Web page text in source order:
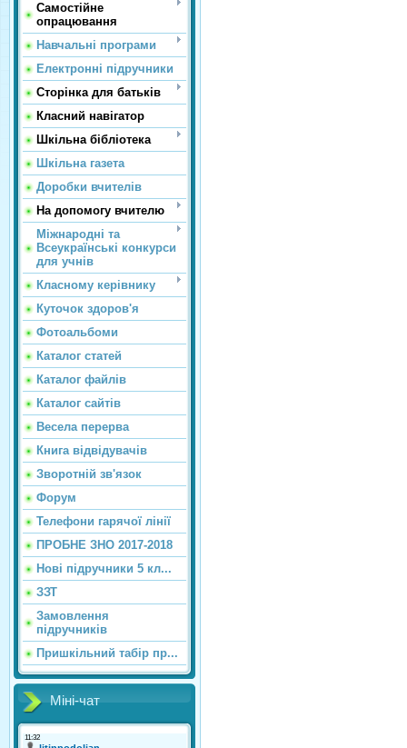
Самостійне
опрацювання
Навчальні програми
Електронні підручники
Сторінка для батьків
Класний навігатор
Шкільна бібліотека
Шкільна газета
Доробки вчителів
На допомогу вчителю
Міжнародні та
Всеукраїнські конкурси
для учнів
Класному керівнику
Куточок здоров'я
Фотоальбоми
Каталог статей
Каталог файлів
Каталог сайтiв
Весела перерва
Книга відвідувачів
Зворотній зв'язок
Форум
Телефони гарячої лінії
ПРОБНЕ ЗНО 2017-2018
Нові підручники 5 кл...
ЗЗТ
Замовлення
підручників
Пришкільний табір пр...
Міні-чат